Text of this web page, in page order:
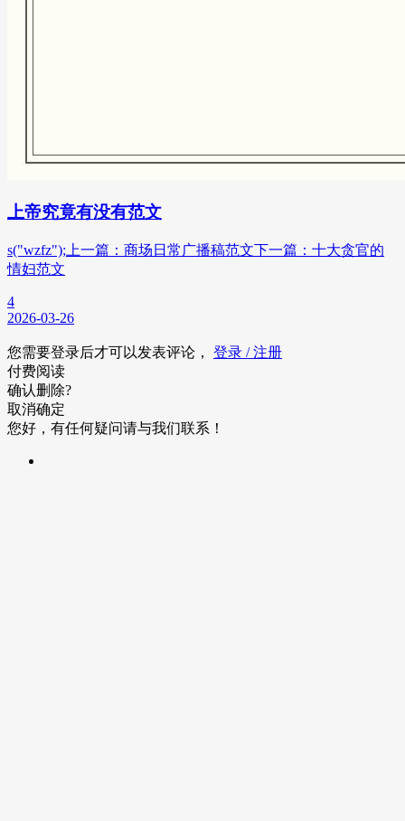
上帝究竟有没有范文
s("wzfz");上一篇：商场日常广播稿范文下一篇：十大贪官的
情妇范文
4
2026-03-26
您需要登录后才可以发表评论， 登录 / 注册
付费阅读
确认删除?
取消确定
您好，有任何疑问请与我们联系！